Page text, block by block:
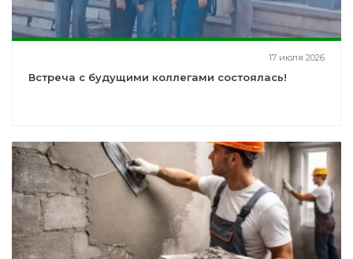
17 июля 2026
Встреча с будущими коллегами состоялась!